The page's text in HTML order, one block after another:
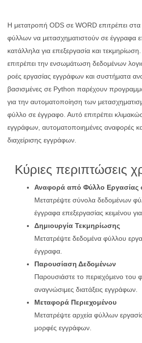
Η μετατροπή ODS σε WORD επιτρέπει στα
φύλλων να μετασχηματιστούν σε έγγραφα
κατάλληλα για επεξεργασία και
επιτρέπει την ενσωμάτωση δεδομένων
ροές εργασίας εγγράφων και συστήματα
βασισμένες σε Python παρέχουν
για την αυτοματοποίηση των
φύλλο σε έγγραφο. Αυτό επιτρέπει
εγγράφων, αυτοματοποιημένες αναφορές
διαχείρισης εγγράφων.
Κύριες περιπτώσεις
Αναφορά από Φύλλο Εργασίας
Μετατρέψτε σύνολα δεδομένων
έγγραφα επεξεργασίας κειμένου
Δημιουργία Τεκμηρίωσης
Μετατρέψτε δεδομένα φύλλου
έγγραφα.
Παρουσίαση Δεδομένων
Παρουσιάστε το περιεχόμενο του
αναγνώσιμες διατάξεις εγγράφων.
Μεταφορά Περιεχομένου
Μετατρέψτε αρχεία φύλλων
μορφές εγγράφων.